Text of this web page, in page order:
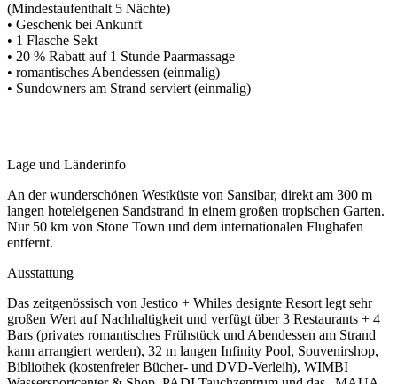
(Mindestaufenthalt 5 Nächte)
• Geschenk bei Ankunft
• 1 Flasche Sekt
• 20 % Rabatt auf 1 Stunde Paarmassage
• romantisches Abendessen (einmalig)
• Sundowners am Strand serviert (einmalig)
Lage und Länderinfo
An der wunderschönen Westküste von Sansibar, direkt am 300 m
langen hoteleigenen Sandstrand in einem großen tropischen Garten.
Nur 50 km von Stone Town und dem internationalen Flughafen
entfernt.
Ausstattung
Das zeitgenössisch von Jestico + Whiles designte Resort legt sehr
großen Wert auf Nachhaltigkeit und verfügt über 3 Restaurants + 4
Bars (privates romantisches Frühstück und Abendessen am Strand
kann arrangiert werden), 32 m langen Infinity Pool, Souvenirshop,
Bibliothek (kostenfreier Bücher- und DVD-Verleih), WIMBI